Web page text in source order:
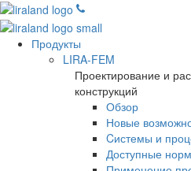
Продукты
LIRA-FEM
Проектирование и
конструкций
Обзор
Новые
Cистемы и
Доступные